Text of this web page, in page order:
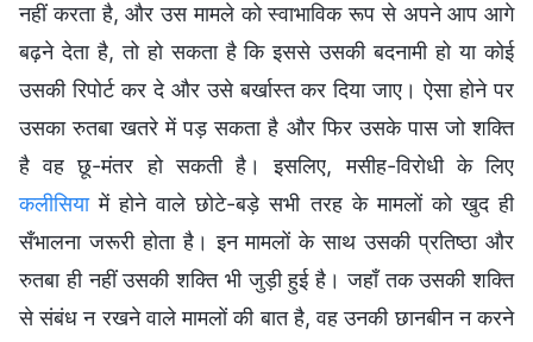
नहीं करता है, और उस मामले को स्वाभाविक रूप से अपने आप आगे
बढ़ने देता है, तो हो सकता है कि इससे उसकी बदनामी हो या कोई
उसकी रिपोर्ट कर दे और उसे बर्खास्त कर दिया जाए। ऐसा होने पर
उसका रुतबा खतरे में पड़ सकता है और फिर उसके पास जो शक्ति
है वह छू-मंतर हो सकती है। इसलिए, मसीह-विरोधी के लिए
कलीसियामें होने वाले छोटे-बड़े सभी तरह के मामलों को खुद ही
सँभालना जरूरी होता है। इन मामलों के साथ उसकी प्रतिष्ठा और
रुतबा ही नहीं उसकी शक्ति भी जुड़ी हुई है। जहाँ तक उसकी शक्ति
से संबंध न रखने वाले मामलों की बात है, वह उनकी छानबीन न करने